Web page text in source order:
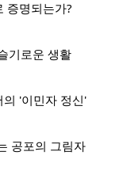
증명되는가?
기로운 생활
'이민자 정신'
공포의 그림자